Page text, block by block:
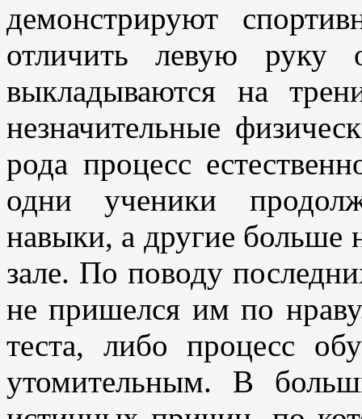
демонстрируют
отличить левую руку
выкладываются на
незначительные
рода процесс
одни ученики
навыки, а другие больше
зале. По поводу
не пришелся им по
теста, либо процесс
утомительным. В